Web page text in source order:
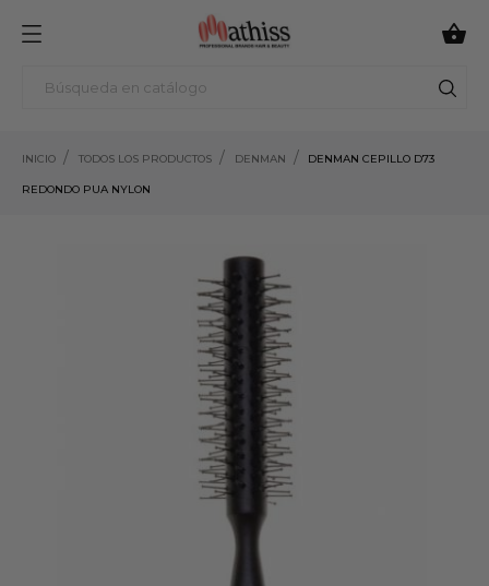

INICIO TODOS LOS PRODUCTOS DENMAN DENMAN CEPILLO D73
REDONDO PUA NYLON